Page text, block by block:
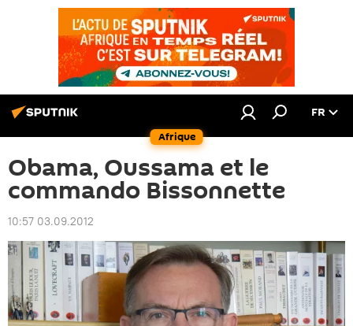
Afrique
FR
Obama, Oussama et le
commando Bissonnette
10:57 03.09.2012